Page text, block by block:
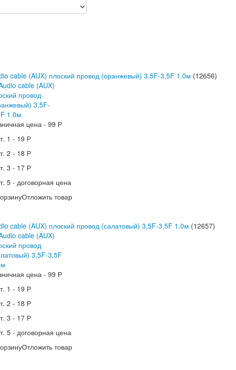
cable (AUX) плоский провод (оранжевый) 3,5F-3,5F 1.0м (12656)
цена - 99 Р
1 - 19 Р
2 - 18 Р
3 - 17 Р
5 - договорная цена
Отложить товар
cable (AUX) плоский провод (салатовый) 3,5F-3,5F 1.0м (12657)
цена - 99 Р
1 - 19 Р
2 - 18 Р
3 - 17 Р
5 - договорная цена
Отложить товар